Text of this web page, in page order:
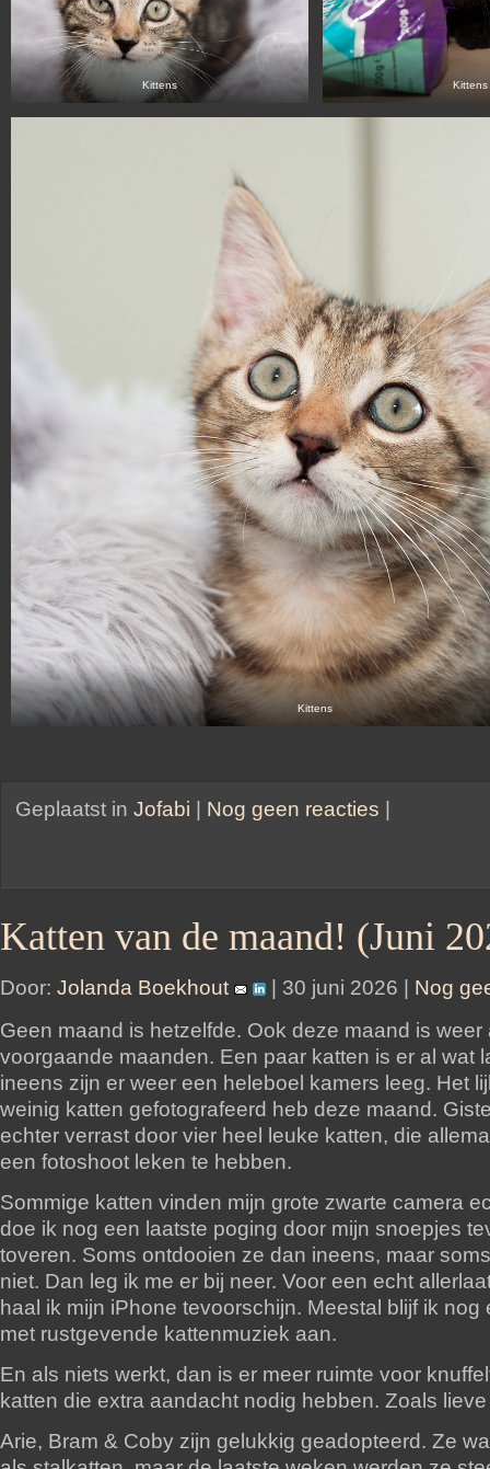
Kittens Kittens
Kittens
Geplaatst in Jofabi Nog geen reacties
Katten van de maand! (Juni
Door: Jolanda Boekhout | 30 juni 2026 | Nog
Geen maand is hetzelfde. Ook deze maand is weer
voorgaande maanden. Een paar katten is er al wat
ineens zijn er weer een heleboel kamers leeg. Het
weinig katten gefotografeerd heb deze maand.
echter verrast door vier heel leuke katten, die
een fotoshoot leken te hebben.
Sommige katten vinden mijn grote zwarte camera
doe ik nog een laatste poging door mijn snoepjes
toveren. Soms ontdooien ze dan ineens, maar
niet. Dan leg ik me er bij neer. Voor een echt
haal ik mijn iPhone tevoorschijn. Meestal blijf ik nog
met rustgevende kattenmuziek aan.
En als niets werkt, dan is er meer ruimte voor
katten die extra aandacht nodig hebben. Zoals
Arie, Bram & Coby zijn gelukkig geadopteerd. Ze